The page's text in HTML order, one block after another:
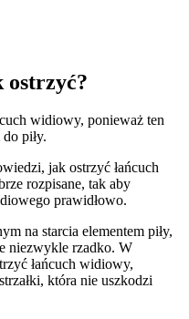
ostrzyć?
widiowy, ponieważ ten
piły.
jak ostrzyć łańcuch
rozpisane, tak aby
prawidłowo.
na starcia elementem piły,
niezwykle rzadko. W
łańcuch widiowy,
która nie uszkodzi